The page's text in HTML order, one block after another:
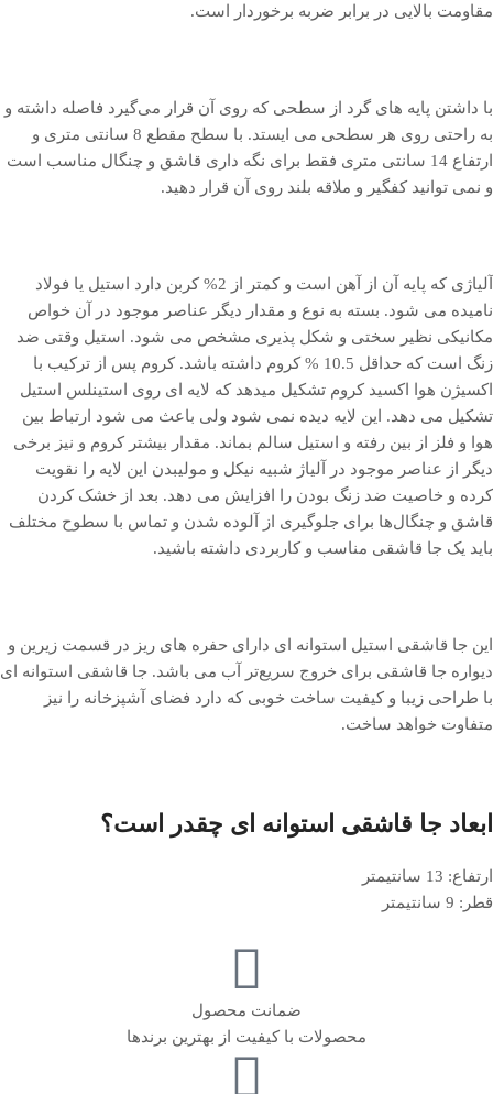
مقاومت بالایی در برابر ضربه برخوردار است.
با داشتن پایه ‌های گرد از سطحی که روی آن قرار می‌گیرد فاصله داشته و
به ‌راحتی روی هر سطحی می ‌ایستد. با سطح مقطع 8 سانتی ‌متری و
ارتفاع 14 سانتی ‌متری فقط برای نگه داری قاشق و چنگال مناسب است
و نمی‌ توانید کفگیر و ملاقه بلند روی آن قرار دهید.
آلیاژی که پایه آن از آهن است و کمتر از 2% کربن دارد استیل یا فولاد
نامیده می شود. بسته به نوع و مقدار دیگر عناصر موجود در آن خواص
مکانیکی نظیر سختی و شکل پذیری مشخص می شود. استیل وقتی ضد
زنگ است که حداقل 10.5 % کروم داشته باشد. کروم پس از ترکیب با
اکسیژن هوا اکسید کروم تشکیل میدهد که لایه ای روی استینلس استیل
تشکیل می دهد. این لایه دیده نمی شود ولی باعث می شود ارتباط بین
هوا و فلز از بین رفته و استیل سالم بماند. مقدار بیشتر کروم و نیز برخی
دیگر از عناصر موجود در آلیاژ شبیه نیکل و مولیبدن این لایه را نقویت
کرده و خاصیت ضد زنگ بودن را افزایش می دهد. بعد از خشک کردن
قاشق و چنگال‌ها برای جلوگیری از آلوده شدن و تماس با سطوح مختلف
باید یک جا قاشقی مناسب و کاربردی داشته باشید.
این جا قاشقی استیل استوانه ای دارای حفره های ریز در قسمت زیرین و
دیواره جا قاشقی برای خروج سریع‌تر آب می باشد. جا قاشقی استوانه ای
با طراحی زیبا و کیفیت ساخت خوبی که دارد فضای آشپزخانه را نیز
متفاوت خواهد ساخت.
ابعاد جا قاشقی استوانه ای چقدر است؟
ارتفاع: 13 سانتیمتر
قطر: 9 سانتیمتر
ضمانت محصول
محصولات با کیفیت از بهترین برندها